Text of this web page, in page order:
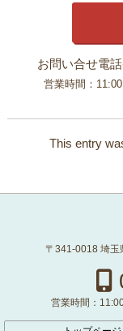
お問い合せ電
営業時間：
This entry
〒341-0018 埼玉
営業時間：